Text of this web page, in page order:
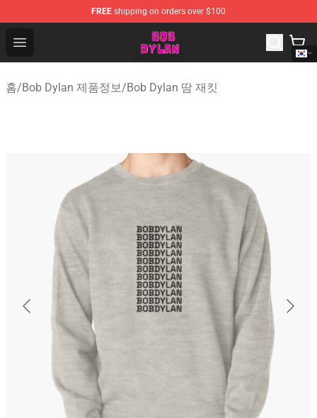
FREE shipping on orders over $100
Open menu
Bob Dylan Store - Official Bob Dylan Merchandise Shop
홈/Bob Dylan 제품정보/Bob Dylan 땀 재킷